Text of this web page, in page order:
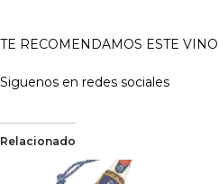
TE RECOMENDAMOS ESTE
Siguenos en redes sociales
Relacionado